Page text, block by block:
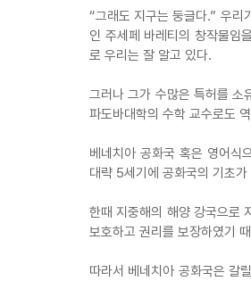
“그래도 지구는 둥글다.” 우리
인 주세페 바레티의 창작물임
로 우리는 잘 알고 있다.
그러나 그가 수많은 특허를 소
파도바대학의 수학 교수로도
베네치아 공화국 혹은 영어식
대략 5세기에 공화국의 기초
한때 지중해의 해양 강국으로
보호하고 권리를 보장하였기
따라서 베네치아 공화국은 갈